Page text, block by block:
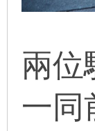
兩位
一同